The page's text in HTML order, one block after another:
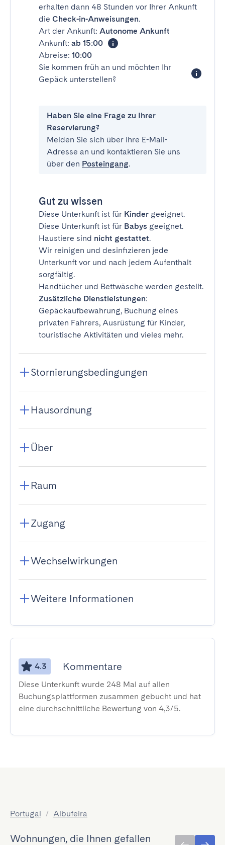
erhalten dann 48 Stunden vor Ihrer Ankunft
die Check-in-Anweisungen.
Art der Ankunft: Autonome Ankunft
Ankunft: ab 15:00
Abreise: 10:00
Sie kommen früh an und möchten Ihr
Gepäck unterstellen?
Haben Sie eine Frage zu Ihrer
Reservierung?
Melden Sie sich über Ihre E-Mail-
Adresse an und kontaktieren Sie uns
über den Posteingang.
Gut zu wissen
Diese Unterkunft ist für Kinder geeignet.
Diese Unterkunft ist für Babys geeignet.
Haustiere sind nicht gestattet.
Wir reinigen und desinfizieren jede
Unterkunft vor und nach jedem Aufenthalt
sorgfältig.
Handtücher und Bettwäsche werden gestellt.
Zusätzliche Dienstleistungen:
Gepäckaufbewahrung, Buchung eines
privaten Fahrers, Ausrüstung für Kinder,
touristische Aktivitäten und vieles mehr.
Stornierungsbedingungen
Hausordnung
Über
Raum
Zugang
Wechselwirkungen
Weitere Informationen
4.3 Kommentare
Diese Unterkunft wurde 248 Mal auf allen
Buchungsplattformen zusammen gebucht und hat
eine durchschnittliche Bewertung von 4,3/5.
Portugal / Albufeira
Wohnungen, die Ihnen gefallen